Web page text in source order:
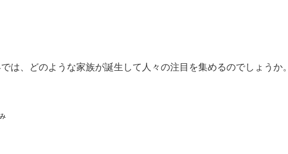
は、どのような家族が誕生して人々の注目を集めるのでしょうか。